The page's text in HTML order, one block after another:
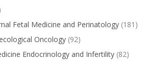
Fetal Medicine and Perinatology (181)
Oncology (92)
Endocrinology and Infertility (82)